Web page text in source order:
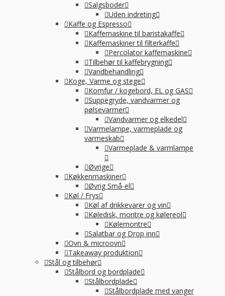
Salgsboder
Uden indreting
Kaffe og Espresso
Kaffemaskine til baristakaffe
Kaffemaskiner til filterkaffe
Percolator kaffemaskine
Tilbehør til kaffebrygning
Vandbehandling
Koge, Varme og stege
Komfur / kogebord, EL og GAS
Suppegryde, vandvarmer og
pølsevarmer
Vandvarmer og elkedel
Varmelampe, varmeplade og
varmeskab
Varmeplade & varmlampe
Øvrige
Køkkenmaskiner
Øvrig Små-el
Køl / Frys
Køl af drikkevarer og vin
Køledisk, montre og kølereol
Kølemontre
Salatbar og Drop inn
Ovn & microovn
Takeaway produktion
Stål og tilbehør
Stålbord og bordplade
Stålbordplade
Stålbordplade med vanger